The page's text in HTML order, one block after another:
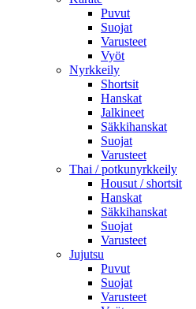
Puvut
Suojat
Varusteet
Vyöt
Nyrkkeily
Shortsit
Hanskat
Jalkineet
Säkkihanskat
Suojat
Varusteet
Thai / potkunyrkkeily
Housut / shortsit
Hanskat
Säkkihanskat
Suojat
Varusteet
Jujutsu
Puvut
Suojat
Varusteet